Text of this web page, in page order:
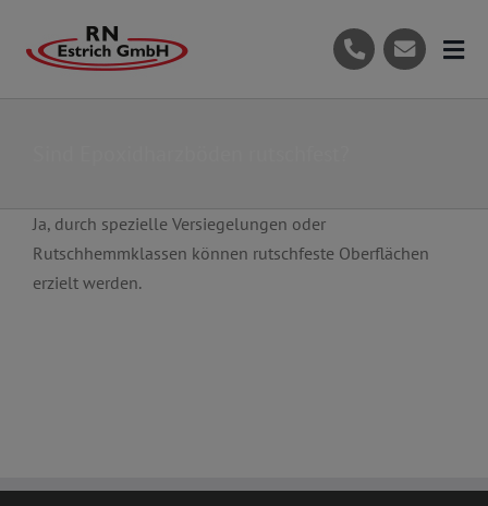
content
Leistungen
Ja, durch spezielle Versiegelungen oder
Rutschhemmklassen können rutschfeste Oberflächen
erzielt werden.